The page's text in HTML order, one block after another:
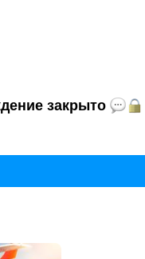
закрыто